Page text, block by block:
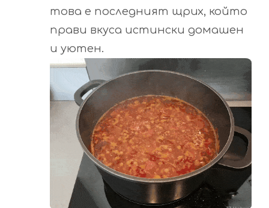
това е последният щрих, който
прави вкуса истински домашен
и уютен.